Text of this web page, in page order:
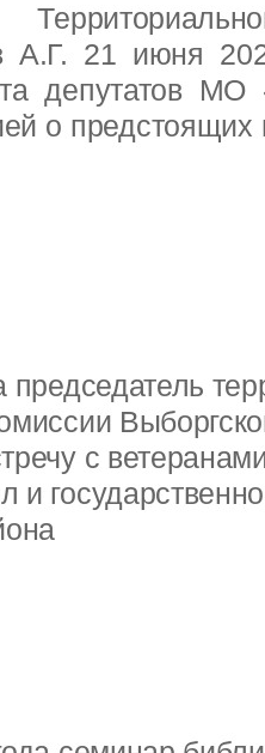
А.Г. 21 июня
депутатов МО
о предстоящих
председатель
с
и